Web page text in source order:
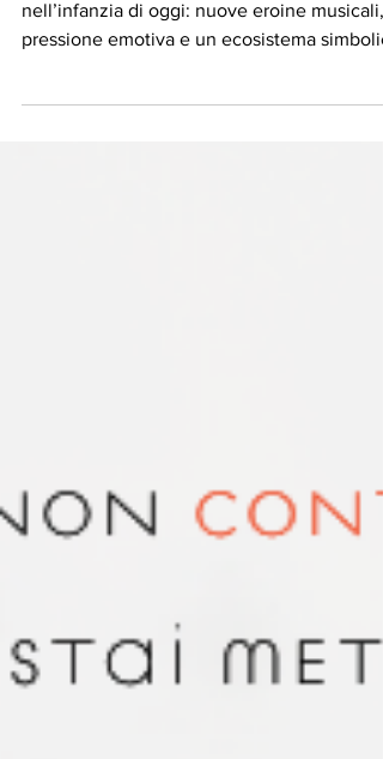
Educazione emotiva a massimo volume
nell’infanzia di oggi: nuove eroine musicali,
che cambia.